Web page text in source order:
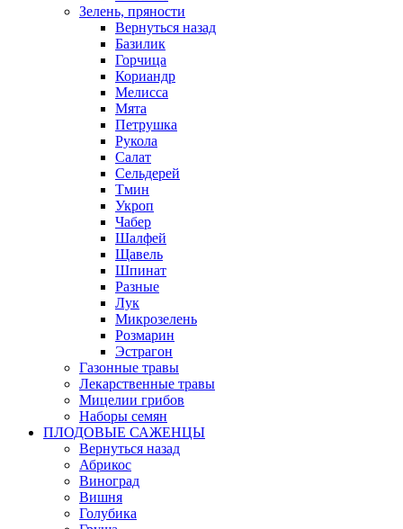
Зелень, пряности
Вернуться назад
Базилик
Горчица
Кориандр
Мелисса
Мята
Петрушка
Рукола
Салат
Сельдерей
Тмин
Укроп
Чабер
Шалфей
Щавель
Шпинат
Разные
Лук
Микрозелень
Розмарин
Эстрагон
Газонные травы
Лекарственные травы
Мицелии грибов
Наборы семян
ПЛОДОВЫЕ САЖЕНЦЫ
Вернуться назад
Абрикос
Виноград
Вишня
Голубика